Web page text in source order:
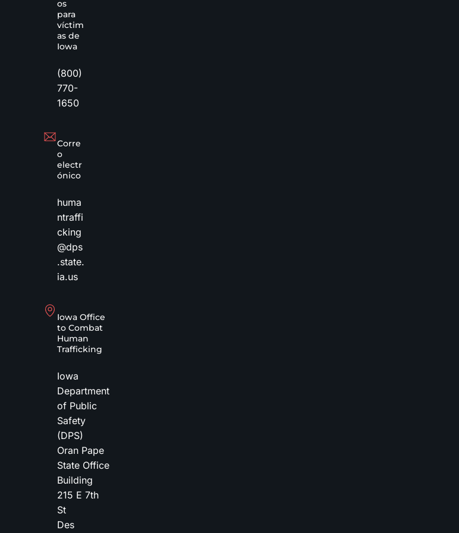
os
para
víctim
as de
Iowa
(800)
770-
1650
Corre
o
electr
ónico
huma
ntraffi
cking
@dps
.state.
ia.us
Iowa Office
to Combat
Human
Trafficking
Iowa
Department
of Public
Safety
(DPS)
Oran Pape
State Office
Building
215 E 7th
St
Des